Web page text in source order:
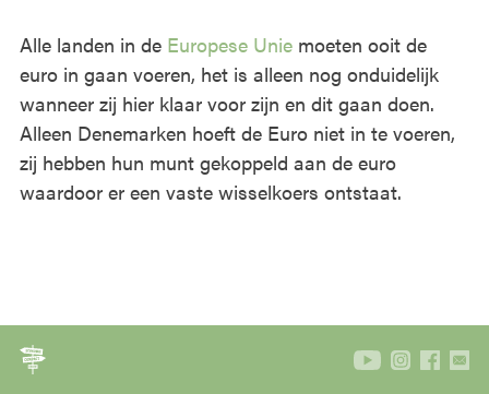
Alle landen in de Europese Unie moeten ooit de
euro in gaan voeren, het is alleen nog onduidelijk
wanneer zij hier klaar voor zijn en dit gaan doen.
Alleen Denemarken hoeft de Euro niet in te voeren,
zij hebben hun munt gekoppeld aan de euro
waardoor er een vaste wisselkoers ontstaat.